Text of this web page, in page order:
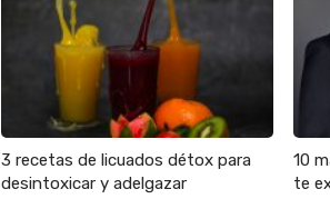
3 recetas de licuados détox para
desintoxicar y adelgazar
10
te